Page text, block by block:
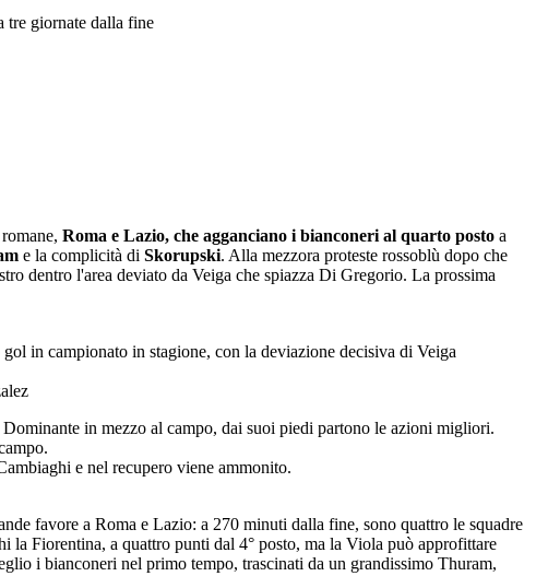
tre giornate dalla fine
Roma e Lazio, che agganciano i bianconeri al quarto posto a
e la complicità di Skorupski. Alla mezzora proteste rossoblù dopo che
dentro l'area deviato da Veiga che spiazza Di Gregorio. La prossima
in campionato in stagione, con la deviazione decisiva di Veiga
in mezzo al campo, dai suoi piedi partono le azioni migliori.
e nel recupero viene ammonito.
favore a Roma e Lazio: a 270 minuti dalla fine, sono quattro le squadre
Fiorentina, a quattro punti dal 4° posto, ma la Viola può approfittare
i bianconeri nel primo tempo, trascinati da un grandissimo Thuram,